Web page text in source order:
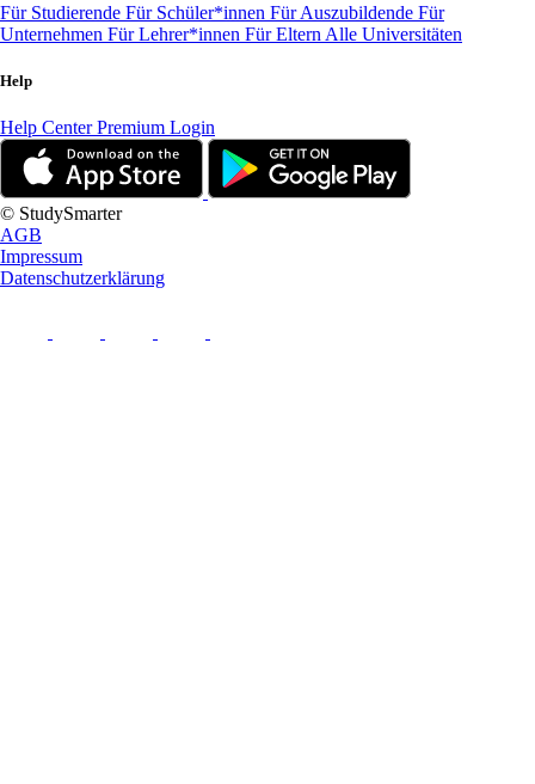
Für Studierende Für Schüler*innen Für Auszubildende Für
Unternehmen Für Lehrer*innen Für Eltern Alle Universitäten
Help
Help CenterPremium Login
© StudySmarter
AGB
Impressum
Datenschutzerklärung